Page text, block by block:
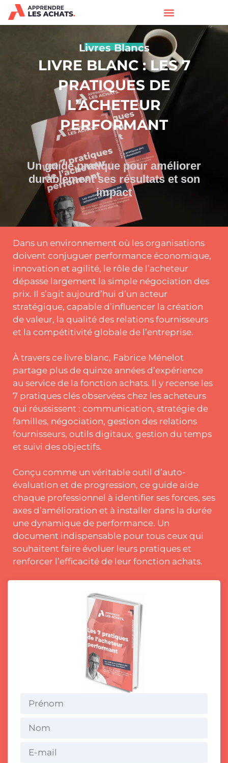
Livres Blancs
LIVRE BLANC : LES 7
PRATIQUES DE
L’ACHETEUR
PERFORMANT
Un guide pratique pour améliorer
durablement ses résultats et son
impact
Dans un environnement où les organisations
doivent conjuguer performance économique,
innovation et agilité, le rôle de l’acheteur
dépasse largement la simple négociation des
prix. Il s’agit aujourd’hui d’un acteur
stratégique, capable d’influencer la création
de valeur, la qualité des relations fournisseurs
et la compétitivité globale de l’entreprise.
À travers ce livre blanc, Fabrice Ménelot
partage plus de quinze années d’expérience
au service de la fonction achats. Il y recense les
7 pratiques clés observées chez les acheteurs
qui réussissent : communication, stratégie de
familles, négociation, gestion des relations
fournisseurs, outils digitaux, gestion du temps
et suivi des objectifs.
Conçu comme un véritable outil d’auto-
évaluation et de progression, ce guide aide
chaque professionnel à identifier ses forces, ses
axes d’amélioration et à installer dans la durée
une dynamique de performance. Un
document indispensable pour tous ceux qui
souhaitent faire évoluer leurs pratiques et
renforcer l’efficacité de leur fonction achats.